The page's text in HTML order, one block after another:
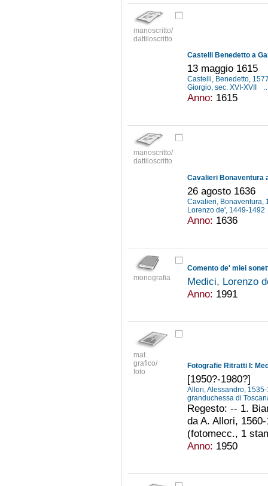
manoscritto/
dattiloscritto
Castelli Benedetto a
13 maggio 1615
Castelli, Benedetto,
Giorgio, sec. XVI-XVII
Anno: 1615
manoscritto/
dattiloscritto
Cavalieri Bonaventura
26 agosto 1636
Cavalieri, Bonaventura,
Lorenzo de', 1449-1492
Anno: 1636
monografia
Comento de' miei
Medici, Lorenzo
Anno: 1991
mat.
grafico/
foto
Fotografie Ritratti I:
[1950?-1980?]
Allori, Alessandro,
granduchessa di
Regesto: -- 1.
da A. Allori,
(fotomecc., 1
Anno: 1950